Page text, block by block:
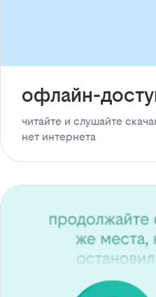
офлайн-
читайте и слушайте
нет интернета